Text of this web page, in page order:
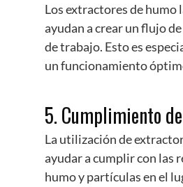
Los extractores de humo
ayudan a crear un flujo
de trabajo. Esto es
un funcionamiento
5. Cumplimiento
La utilización de
ayudar a cumplir con las
humo y partículas en el